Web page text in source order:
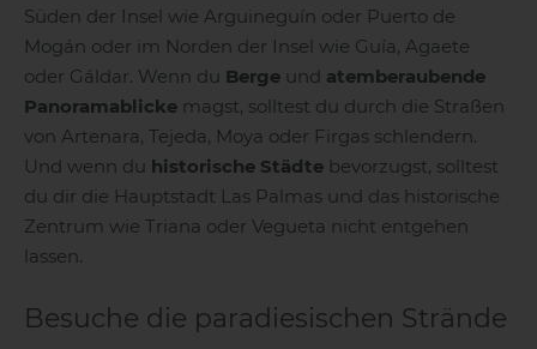
Süden der Insel wie Arguineguín oder Puerto de
Mogán oder im Norden der Insel wie Guía, Agaete
oder Gáldar. Wenn du Berge und atemberaubende
Panoramablicke magst, solltest du durch die Straßen
von Artenara, Tejeda, Moya oder Firgas schlendern.
Und wenn du historische Städte bevorzugst, solltest
du dir die Hauptstadt Las Palmas und das historische
Zentrum wie Triana oder Vegueta nicht entgehen
lassen.
Besuche die paradiesischen Strände